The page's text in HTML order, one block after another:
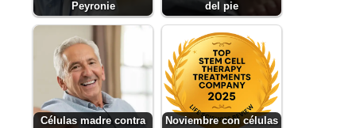
Peyronie
del pie
Células madre contra
Noviembre con células